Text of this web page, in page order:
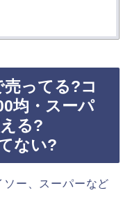
ってる?コ
均・スーパ
る?
ない?
ー、スーパーなど